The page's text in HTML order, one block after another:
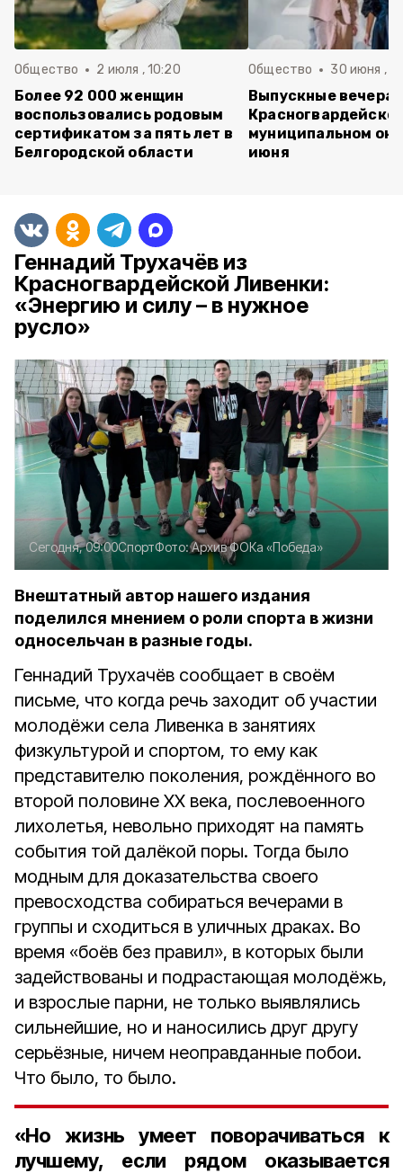
Общество 2 июля , 10:20
Более 92 000 женщин
воспользовались родовым
сертификатом за пять лет в
Белгородской области
Общество 30 июня ,
Выпускные вечера
муниципальном
июня
Геннадий Трухачёв из
Красногвардейской Ливенки:
«Энергию и силу – в нужное
русло»
Сегодня, 09:00СпортФото:Архив ФОКа «Победа»
Внештатный автор нашего издания
поделился мнением о роли спорта в жизни
односельчан в разные годы.
Геннадий Трухачёв сообщает в своём
письме, что когда речь заходит об участии
молодёжи села Ливенка в занятиях
физкультурой и спортом, то ему как
представителю поколения, рождённого во
второй половине ХХ века, послевоенного
лихолетья, невольно приходят на память
события той далёкой поры. Тогда было
модным для доказательства своего
превосходства собираться вечерами в
группы и сходиться в уличных драках. Во
время «боёв без правил», в которых были
задействованы и подрастающая молодёжь,
и взрослые парни, не только выявлялись
сильнейшие, но и наносились друг другу
серьёзные, ничем неоправданные побои.
Что было, то было.
«Но жизнь умеет поворачиваться
к
лучшему, если рядом
оказывается